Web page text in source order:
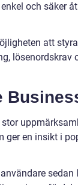
och säker
att
lösenordskrav
ger en insikt i
sedan